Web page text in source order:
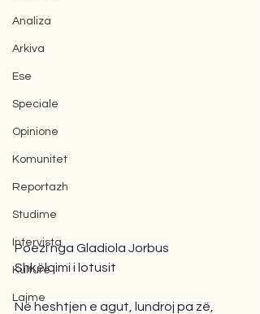
Analiza
Arkiva
Ese
Speciale
Opinione
Komunitet
Reportazh
Studime
Intervista
Kulturë
Lajme
Poezi nga Gladiola Jorbus
Shkëlqimi i lotusit
Në heshtjen e agut, lundroj pa zë,